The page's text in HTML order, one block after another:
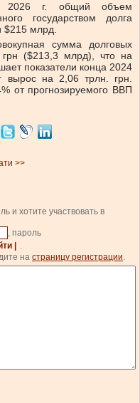
2026 г. общий объем
государством долга
$215 млрд.
сумма долговых
грн ($213,3 млрд), что на
показатели конца 2024
вырос на 2,06 трлн. грн.
от прогнозируемого ВВП
>>
и хотите участвовать в
, пароль
|
.
на страницу регистрации.